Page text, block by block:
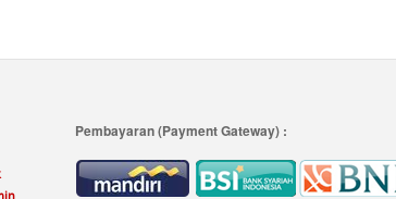
Pembayaran (Payment Gateway) :